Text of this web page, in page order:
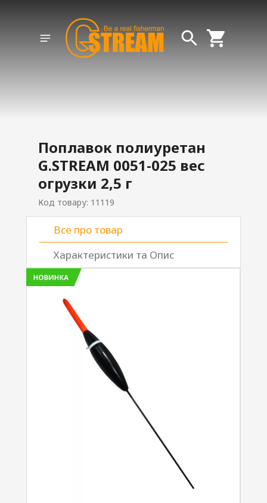
Поплавок полиуретан
G.STREAM 0051-025 вес
огрузки 2,5 г
Код товару: 11119
Все про товар
Характеристики та Опис